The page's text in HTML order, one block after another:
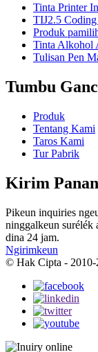
Tinta Printer
TIJ2.5
Produk
Tinta Alkohol
Tulisan Pen
Tumbu
Produk
Tentang Kami
Taros Kami
Tur Pabrik
Kirim
Pikeun inquiries
ninggalkeun surélék
dina 24 jam.
Ngirimkeun
© Hak Cipta - 2010-